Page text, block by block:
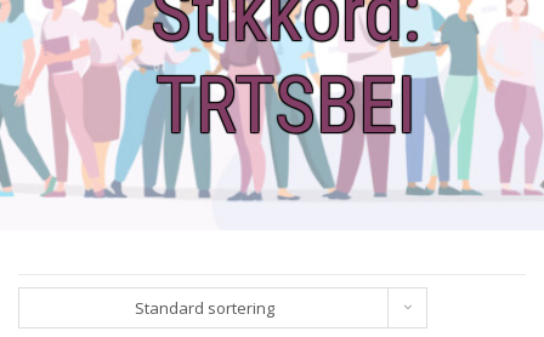
TRTSBEI
Standard sortering